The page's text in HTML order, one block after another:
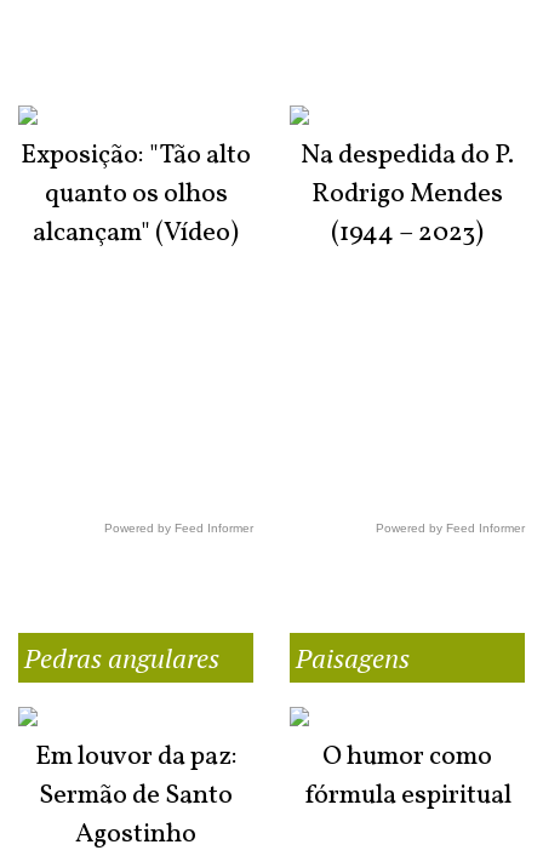
Exposição: "Tão alto
quanto os olhos
alcançam" (Vídeo)
Powered by Feed Informer
Na despedida do P.
Rodrigo Mendes
(1944 – 2023)
Powered by Feed Informer
Pedras angulares
Em louvor da paz:
Sermão de Santo
Agostinho
Paisagens
O humor como
fórmula espiritual